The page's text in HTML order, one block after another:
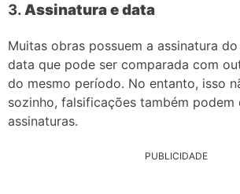
3.Assinatura e data
Muitas obras possuem a assinatura
data que pode ser comparada com
do mesmo período. No entanto, isso
sozinho, falsificações também podem
assinaturas.
PUBLICIDADE